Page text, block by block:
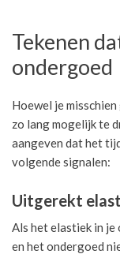
Tekenen
ondergoed
Hoewel je
zo lang mogelijk te
aangeven dat het
volgende signalen:
Uitgerekt
Als het elastiek in
en het ondergoed